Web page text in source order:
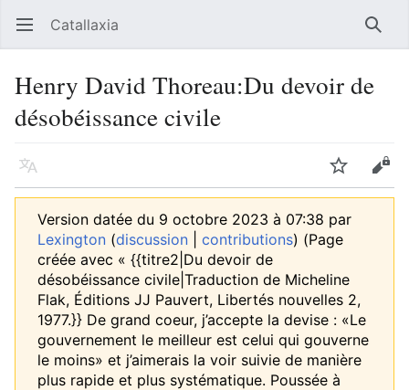
Ouvrir le menu principal Catallaxia
Henry David Thoreau:Du devoir de
désobéissance civile
Langue Suivre
Version datée du 9 octobre 2023 à 07:38 par
Lexington (discussion contributions) (Page
créée avec « {{titre2|Du devoir de
désobéissance civile|Traduction de Micheline
Flak, Éditions JJ Pauvert, Libertés nouvelles 2,
1977.}} De grand coeur, j’accepte la devise : «Le
gouvernement le meilleur est celui qui gouverne
le moins» et j’aimerais la voir suivie de manière
plus rapide et plus systématique. Poussée à